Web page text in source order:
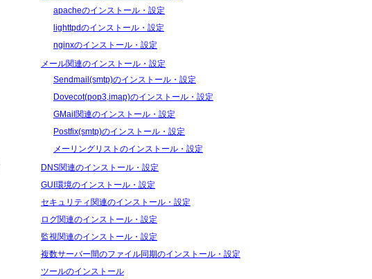
apacheのインストール・設定
lighttpdのインストール・設定
nginxのインストール・設定
メール関連のインストール・設定
Sendmail(smtp)のインストール・設定
Dovecot(pop3,imap)のインストール・設定
GMail関連のインストール・設定
Postfix(smtp)のインストール・設定
メーリングリストのインストール・設定
DNS関連のインストール・設定
GUI環境のインストール・設定
セキュリティ関連のインストール・設定
ログ関連のインストール・設定
監視関連のインストール・設定
複数サーバー間のファイル同期のインストール・設定
ツールのインストール